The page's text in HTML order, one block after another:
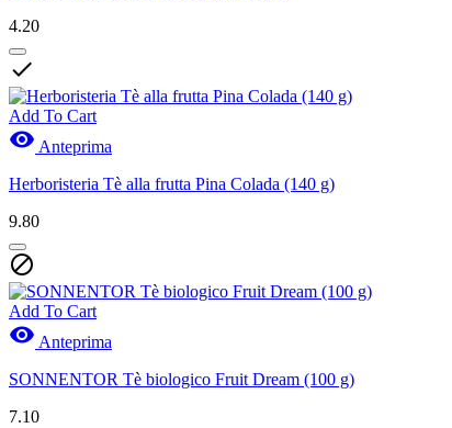
4.20

Add To Cart
 Anteprima
Herboristeria Tè alla frutta Pina Colada (140 g)
9.80

Add To Cart
 Anteprima
SONNENTOR Tè biologico Fruit Dream (100 g)
7.10